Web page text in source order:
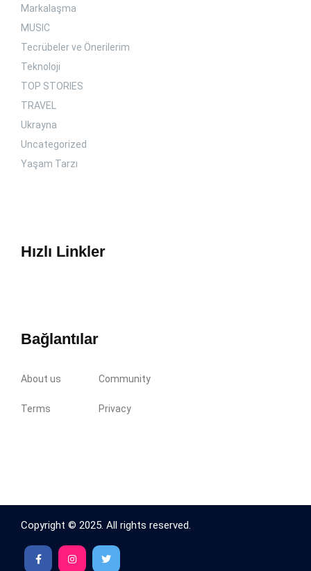
Markalaşma
MUSIC
Tecrübeler ve Önerilerim
Teknoloji
TOP STORIES
TRAVEL
Ukrayna
Uncategorized
Yaşam Tarzı
Hızlı Linkler
Bağlantılar
About us Community
Terms Privacy
Copyright © 2025. All rights reserved.